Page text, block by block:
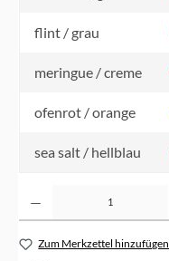
flint / grau
meringue / creme
ofenrot / orange
sea salt / hellblau
Zum Merkzettel hinzufügen